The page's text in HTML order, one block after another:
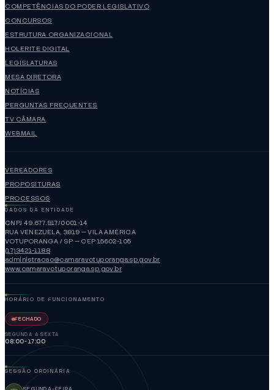
COMPETÊNCIAS DO PODER LEGISLATIVO
CONCURSOS
ESTRUTURA ORGANIZACIONAL
HOLERITE DIGITAL
LEGISLATURAS
MESA DIRETORA
NOTÍCIAS
PERGUNTAS FREQUENTES
TV CÂMARA
WEBMAIL
VEREADORES
PROPOSITURAS
PROCESSOS
DADOS DA ENTIDADE
CNPJ 49.677.917/0001-14
RUA VENEZUELA, 3819 — VILA AMÉRICA
VOTUPORANGA / SP — CEP 15502-105
(17)3421-1188
administracao@camaravotuporanga.sp.gov.br
www.camaravotuporanga.sp.gov.br
HORÁRIO DE FUNCIONAMENTO
FECHADO
SEGUNDA A SEXTA
08:00-17:00
SESSÃO ORDINÁRIA